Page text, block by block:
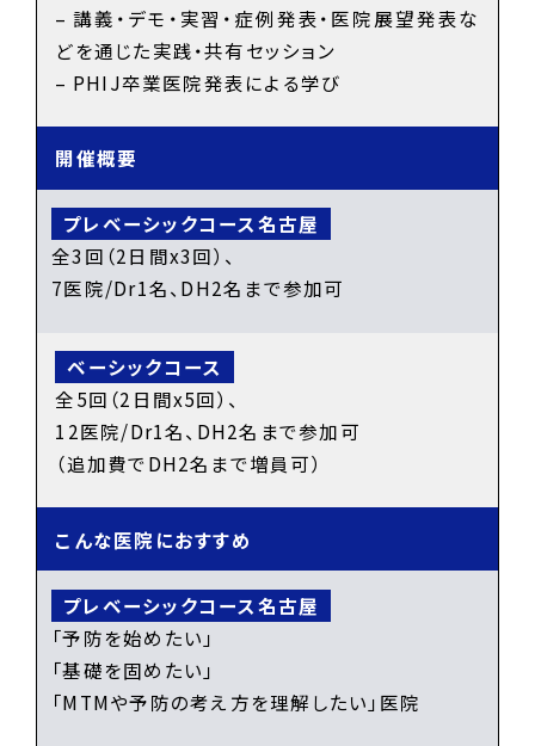
– 講義・デモ・実習・症例発表・医院展望発表な
どを通じた実践・共有セッション
– PHIJ卒業医院発表による学び
開催概要
全3回（2日間x3回）、
7医院/Dr1名、DH2名まで参加可
全5回（2日間x5回）、
12医院/Dr1名、DH2名まで参加可
（追加費でDH2名まで増員可）
こんな医院におすすめ
「予防を始めたい」
「基礎を固めたい」
「MTMや予防の考え方を理解したい」医院